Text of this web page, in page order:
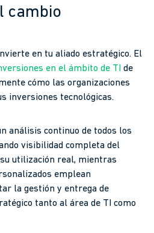
cambio
en tu aliado estratégico. El
en el ámbito de TI de
cómo las organizaciones
inversiones tecnológicas.
análisis continuo de todos los
visibilidad completa del
utilización real, mientras
emplean
la gestión y entrega de
tanto al área de TI como